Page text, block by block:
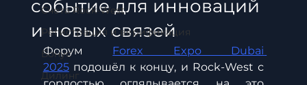
Счета Rock-West
Регистрация и верификация
Бонус
Дилинг
событие для инноваций
и новых связей
Форум Forex Expo Dubai
2025 подошёл к концу, и Rock-West с